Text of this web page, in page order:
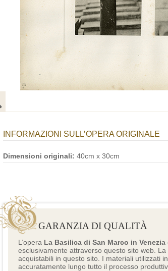
INFORMAZIONI SULL’OPERA ORIGINALE
Dimensioni originali: 40cm x 30cm
GARANZIA DI QUALITÀ
L’opera La Basilica di San Marco in Venezia
esclusivamente attraverso questo sito web. La
acquistabili in questo sito. I materiali utilizzati
accuratamente lungo tutto il processo